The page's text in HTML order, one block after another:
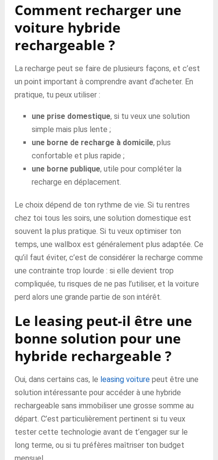
Comment recharger une
voiture hybride
rechargeable ?
La recharge peut se faire de plusieurs façons, et c’est
un point important à comprendre avant d’acheter. En
pratique, tu peux utiliser :
une prise domestique, si tu veux une solution
simple mais plus lente ;
une borne de recharge à domicile, plus
confortable et plus rapide ;
une borne publique, utile pour compléter la
recharge en déplacement.
Le choix dépend de ton rythme de vie. Si tu rentres
chez toi tous les soirs, une solution domestique est
souvent la plus pratique. Si tu veux optimiser ton
temps, une wallbox est généralement plus adaptée. Ce
qu’il faut éviter, c’est de considérer la recharge comme
une contrainte trop lourde : si elle devient trop
compliquée, tu risques de ne pas l’utiliser, et la voiture
perd alors une grande partie de son intérêt.
Le leasing peut-il être une
bonne solution pour une
hybride rechargeable ?
Oui, dans certains cas, le leasing voiture peut être une
solution intéressante pour accéder à une hybride
rechargeable sans immobiliser une grosse somme au
départ. C’est particulièrement pertinent si tu veux
tester cette technologie avant de t’engager sur le
long terme, ou si tu préfères maîtriser ton budget